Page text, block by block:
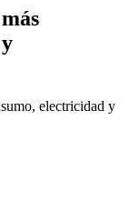
electricidad y